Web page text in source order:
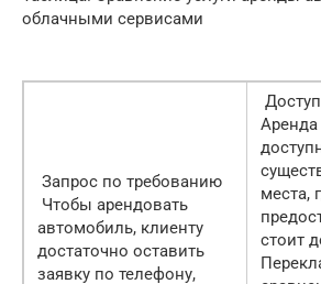
облачными сервисами
Запрос по требованию
Чтобы арендовать
автомобиль, клиенту
достаточно оставить
заявку по телефону,
места,
стоит